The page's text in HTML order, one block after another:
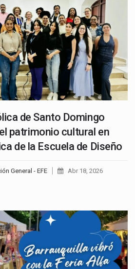
de Santo Domingo
patrimonio cultural en
de la Escuela de Diseño
General - EFE Abr 18, 2026